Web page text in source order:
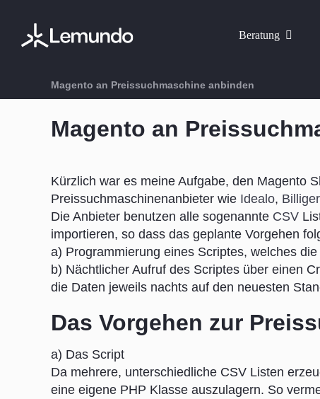
springen
Beratung
Magento an Preissuchmaschine anbinden
Magento an
Kürzlich war es meine Aufgabe, den Magento
Preissuchmaschinenanbieter wie Idealo,
Die Anbieter benutzen alle sogenannte CSV
importieren, so dass das geplante Vorgehen
a) Programmierung eines Scriptes, welches
b) Nächtlicher Aufruf des Scriptes über einen
die Daten jeweils nachts auf den neuesten
Das Vorgehen zur
a) Das Script
Da mehrere, unterschiedliche CSV Listen
eine eigene PHP Klasse auszulagern. So